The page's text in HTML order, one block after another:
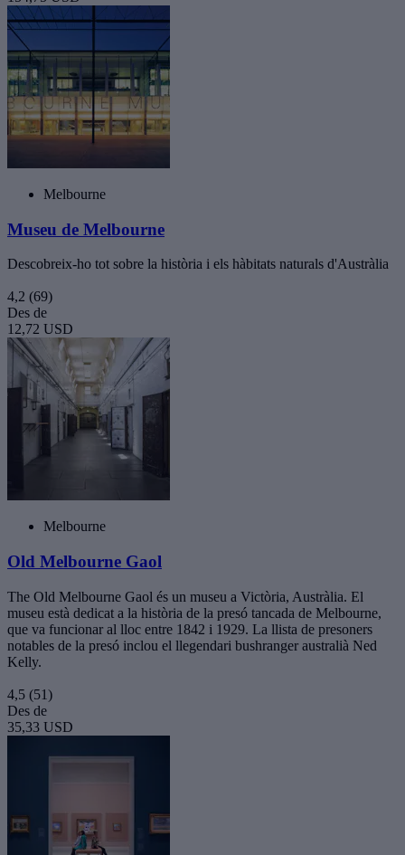
Melbourne
Museu de Melbourne
Descobreix-ho tot sobre la història i els hàbitats naturals d'Austràlia
4,2 (69)
Des de
12,72 USD
Melbourne
Old Melbourne Gaol
The Old Melbourne Gaol és un museu a Victòria, Austràlia. El
museu està dedicat a la història de la presó tancada de Melbourne,
que va funcionar al lloc entre 1842 i 1929. La llista de presoners
notables de la presó inclou el llegendari bushranger australià Ned
Kelly.
4,5 (51)
Des de
35,33 USD